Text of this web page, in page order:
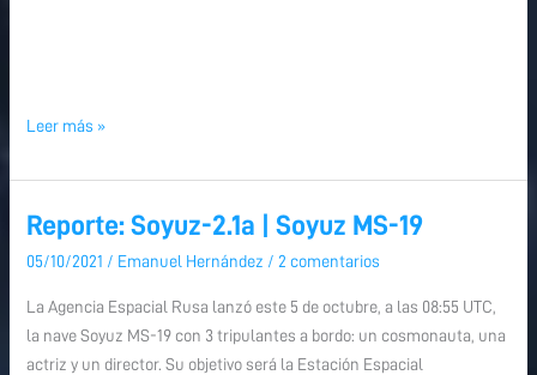
Leer más »
Reporte: Soyuz-2.1a | Soyuz MS-19
05/10/2021 / Emanuel Hernández / 2 comentarios
La Agencia Espacial Rusa lanzó este 5 de octubre, a las 08:55 UTC,
la nave Soyuz MS-19 con 3 tripulantes a bordo: un cosmonauta, una
actriz y un director. Su objetivo será la Estación Espacial
Reporte:
Soyuz
MS-
Reporte:
Soyuz
MS-